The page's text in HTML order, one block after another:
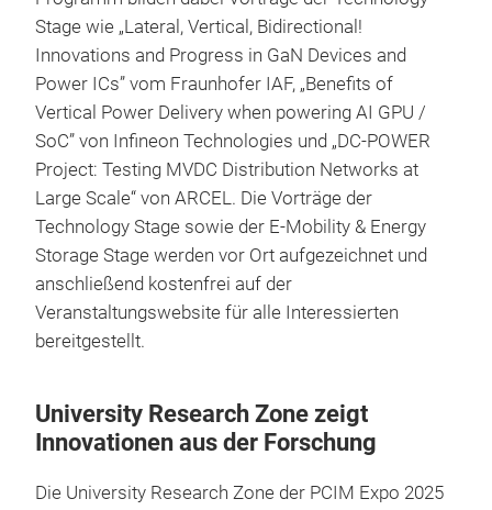
Stage wie „Lateral, Vertical, Bidirectional!
Innovations and Progress in GaN Devices and
Power ICs” vom Fraunhofer IAF, „Benefits of
Vertical Power Delivery when powering AI GPU /
SoC” von Infineon Technologies und „DC-POWER
Project: Testing MVDC Distribution Networks at
Large Scale“ von ARCEL. Die Vorträge der
Technology Stage sowie der E-Mobility & Energy
Storage Stage werden vor Ort aufgezeichnet und
anschließend kostenfrei auf der
Veranstaltungswebsite für alle Interessierten
bereitgestellt.
University Research Zone zeigt
Innovationen aus der Forschung
Die University Research Zone der PCIM Expo 2025